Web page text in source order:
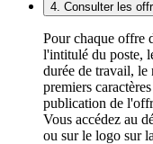
4. Consulter les
Pour chaque offre
l'intitulé du poste,
durée de travail, le
premiers
publication de
Vous accédez au
ou sur le logo sur